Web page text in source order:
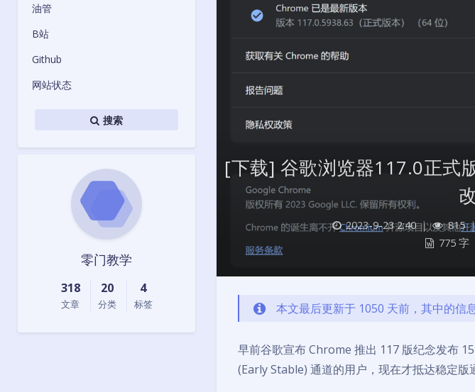
油管
B站
Github
网站状态
搜索
零门教学
318
文章
20
分类
4
标签
[下载] 谷歌浏览器117.0正式
2023-9-23 2:40 | 815
775 字
本文最后更新于 1050 天前，其中的信
早前谷歌宣布 Chrome 推出 117 版纪念发布
(Early Stable) 通道的用户，现在才抵达稳定版